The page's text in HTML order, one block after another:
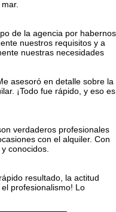
de la agencia por habernos
nuestros requisitos y a
nuestras necesidades
asesoró en detalle sobre la
¡Todo fue rápido, y eso es
verdaderos profesionales
con el alquiler. Con
conocidos.
resultado, la actitud
profesionalismo! Lo